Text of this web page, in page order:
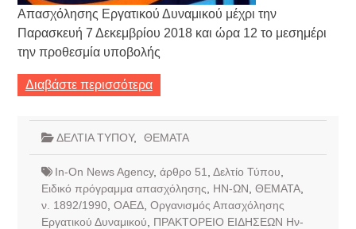
Απασχόλησης Εργατικού Δυναμικού μέχρι την
Παρασκευή 7 Δεκεμβρίου 2018 και ώρα 12 το μεσημέρι
την προθεσμία υποβολής
Διαβάστε περισσότερα
ΔΕΛΤΙΑ ΤΥΠΟΥ, ΘΕΜΑΤΑ
In-On News Agency, άρθρο 51 Δελτίο Τύπου
Ειδικό πρόγραμμα απασχόλησης
ΗΝ-ΩΝ ΘΕΜΑΤΑ,
ν. 1892/1990, ΟΑΕΔ, Οργανισμός Απασχόλησης
Εργατικού Δυναμικού
ΠΡΑΚΤΟΡΕΙΟ ΕΙΔΗΣΕΩΝ Ην-